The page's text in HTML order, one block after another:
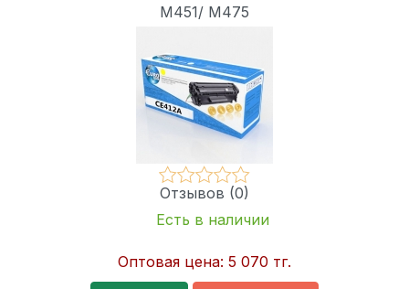
M451/ M475
Отзывов (0)
Есть в наличии
Оптовая цена: 5 070 тг.